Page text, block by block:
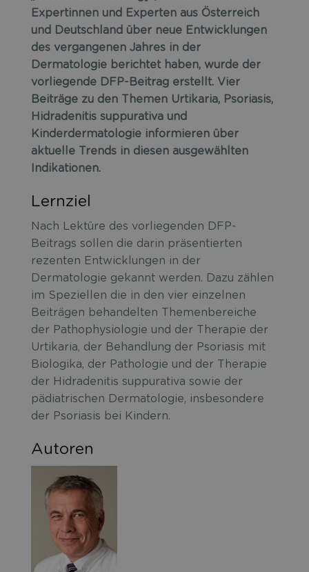
Expertinnen und Experten aus Österreich
und Deutschland über neue Entwicklungen
des vergangenen Jahres in der
Dermatologie berichtet haben, wurde der
vorliegende DFP-Beitrag erstellt. Vier
Beiträge zu den Themen Urtikaria, Psoriasis,
Hidradenitis suppurativa und
Kinderdermatologie informieren über
aktuelle Trends in diesen ausgewählten
Indikationen.
Lernziel
Nach Lektüre des vorliegenden DFP-
Beitrags sollen die darin präsentierten
rezenten Entwicklungen in der
Dermatologie gekannt werden. Dazu zählen
im Speziellen die in den vier einzelnen
Beiträgen behandelten Themenbereiche
der Pathophysiologie und der Therapie der
Urtikaria, der Behandlung der Psoriasis mit
Biologika, der Pathologie und der Therapie
der Hidradenitis suppurativa sowie der
pädiatrischen Dermatologie, insbesondere
der Psoriasis bei Kindern.
Autoren